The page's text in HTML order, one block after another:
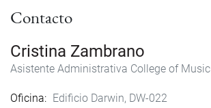
Contacto
Cristina Zambrano
Asistente Administrativa College of Music
Oficina
Edificio Darwin, DW-022